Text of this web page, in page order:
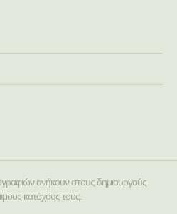
ανήκουν στους δημιουργούς
κατόχους τους.